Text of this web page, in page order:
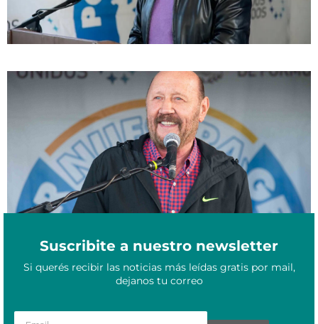
Gildo Insfrán defendió la reforma constitucional: «El pueblo es
protagonista para decidir su destino»
Octubre 26, 2024
Suscribite a nuestro newsletter
Si querés recibir las noticias más leídas gratis por mail,
dejanos tu correo